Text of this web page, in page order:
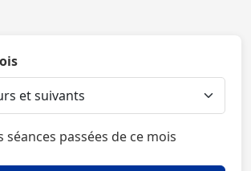
séances passées de ce mois